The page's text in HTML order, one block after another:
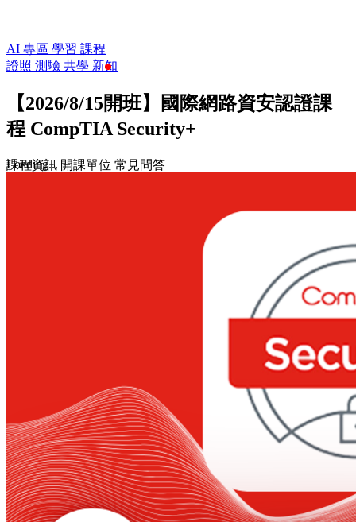
AI 專區 學習 課程
證照 測驗 共學 新知
【2026/8/15開班】國際網路資安認證課
程 CompTIA Security+
課程資訊 開課單位 常見問答
Loading...